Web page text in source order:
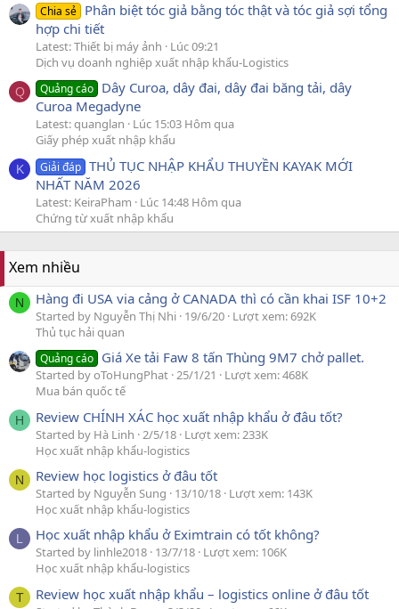
Chia sẻ Phân biệt tóc giả bằng tóc thật và tóc giả sợi tổng
hợp chi tiết
Latest: Thiết bị máy ảnh
Lúc 09:21
Dịch vụ doanh nghiệp xuất nhập khẩu-Logistics
Q Quảng cáo Dây Curoa, dây đai, dây đai băng tải, dây
Curoa Megadyne
Latest: quanglan
Lúc 15:03 Hôm qua
Giấy phép xuất nhập khẩu
K Giải đáp THỦ TỤC NHẬP KHẨU THUYỀN KAYAK MỚI
NHẤT NĂM 2026
Latest: KeiraPham
Lúc 14:48 Hôm qua
Chứng từ xuất nhập khẩu
Xem nhiều
N Hàng đi USA via cảng ở CANADA thì có cần khai ISF 10+2
Started by Nguyễn Thị Nhi 19/6/20 Lượt xem: 692K
Thủ tục hải quan
Quảng cáo Giá Xe tải Faw 8 tấn Thùng 9M7 chở pallet.
Started by oToHungPhat 25/1/21
Lượt xem: 468K
Mua bán quốc tế
H Review CHÍNH XÁC học xuất nhập khẩu ở đâu tốt?
Started by Hà Linh 2/5/18 Lượt xem: 233K
Học xuất nhập khẩu-logistics
N Review học logistics ở đâu tốt
Started by Nguyễn Sung 13/10/18 Lượt xem: 143K
Học xuất nhập khẩu-logistics
L Học xuất nhập khẩu ở Eximtrain có tốt không?
Started by linhle2018 13/7/18 Lượt xem: 106K
Học xuất nhập khẩu-logistics
T Review học xuất nhập khẩu – logistics online ở đâu tốt